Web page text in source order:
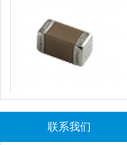
JOHANSON代理1812 1KV 100NF X7R高压贴片电容
联系我们